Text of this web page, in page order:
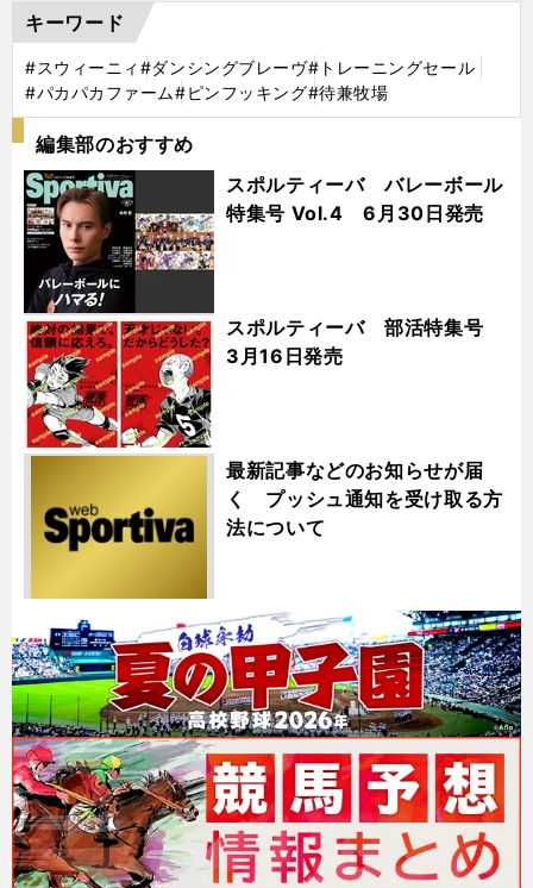
キーワード
#スウィーニィ #ダンシングブレーヴ#トレーニングセール
#パカパカファーム#ピンフッキング#待兼牧場
編集部のおすすめ
スポルティーバ バレーボール
特集号 Vol.4 6月30日発売
スポルティーバ 部活特集号
3月16日発売
最新記事などのお知らせが届
く プッシュ通知を受け取る方
法について